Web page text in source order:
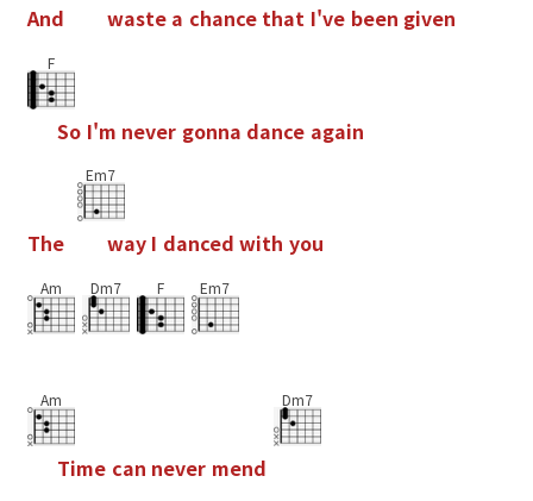
And waste a chance that I've been given
F
So I'm never gonna dance again
The
Em7
way I danced with you
Am Dm7 F Em7
Am
Time can never mend
Dm7